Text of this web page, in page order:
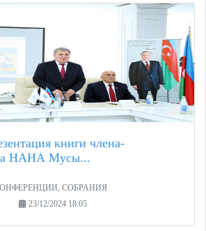
книги члена-
НАНА Мусы...
СОБРАНИЯ
23/12/2024 18:05